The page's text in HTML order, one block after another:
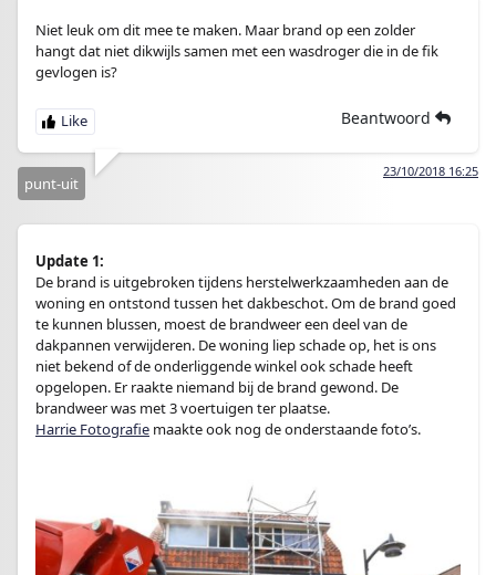
Niet leuk om dit mee te maken. Maar brand op een zolder
hangt dat niet dikwijls samen met een wasdroger die in de fik
gevlogen is?
Beantwoord
23/10/2018 16:25
punt-uit
Update 1:
De brand is uitgebroken tijdens herstelwerkzaamheden aan de
woning en ontstond tussen het dakbeschot. Om de brand goed
te kunnen blussen, moest de brandweer een deel van de
dakpannen verwijderen. De woning liep schade op, het is ons
niet bekend of de onderliggende winkel ook schade heeft
opgelopen. Er raakte niemand bij de brand gewond. De
brandweer was met 3 voertuigen ter plaatse.
Harrie Fotografie maakte ook nog de onderstaande foto’s.